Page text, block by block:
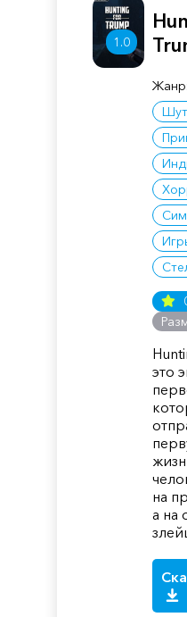
1.0
Жанр:
это
на
а на